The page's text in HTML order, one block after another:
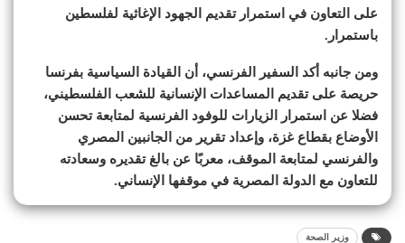
على التعاون في استمرار تقديم الجهود الإغاثية لفلسطين
باستمرار.
ومن جانبه أكد السفير الفرنسي، أن القيادة السياسية بفرنسا
حريصة على تقديم المساعدات الإنسانية للشعب الفلسطيني،
فضلا عن استمرار الزيارات للوفود الفرنسية لمتابعة تحسن
الأوضاع بقطاع غزة، وإعداد تقرير من الجانبين المصري
والفرنسي لمتابعة الموقف، معربًا عن بالغ تقديره وسعادته
للتعاون مع الدولة المصرية في موقفها الإنساني.
وزير الصحة